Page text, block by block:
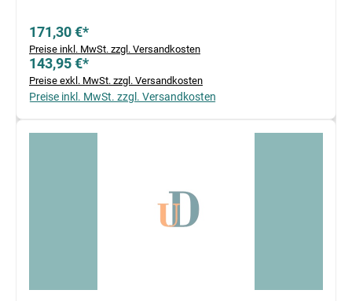
171,30 €*
Preise inkl. MwSt. zzgl. Versandkosten
143,95 €*
Preise exkl. MwSt. zzgl. Versandkosten
Preise inkl. MwSt. zzgl. Versandkosten